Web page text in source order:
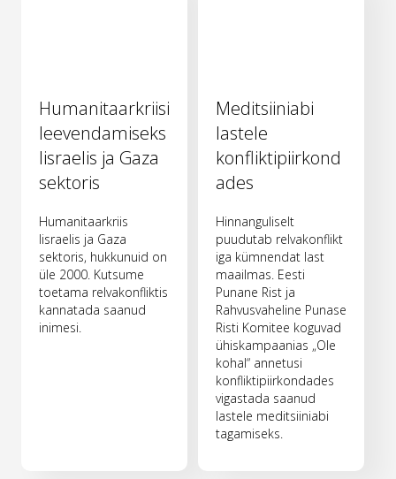
Humanitaarkriisi
leevendamiseks
Iisraelis ja Gaza
sektoris
Humanitaarkriis
Iisraelis ja Gaza
sektoris, hukkunuid on
üle 2000. Kutsume
toetama relvakonfliktis
kannatada saanud
inimesi.
Meditsiiniabi
lastele
konfliktipiirkond
ades
Hinnanguliselt
puudutab relvakonflikt
iga kümnendat last
maailmas. Eesti
Punane Rist ja
Rahvusvaheline Punase
Risti Komitee koguvad
ühiskampaanias „Ole
kohal“ annetusi
konfliktipiirkondades
vigastada saanud
lastele meditsiiniabi
tagamiseks.